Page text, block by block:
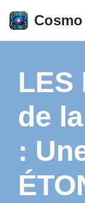
Aller
LES
de
: